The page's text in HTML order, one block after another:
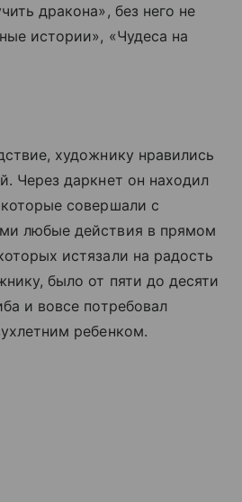
дракона», без него не
истории», «Чудеса на
художнику нравились
Через даркнет он находил
совершали с
любые действия в прямом
истязали на радость
было от пяти до десяти
и вовсе потребовал
ребенком.